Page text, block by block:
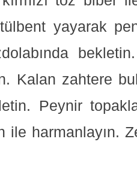
yayarak
Kalan zahtere
Peynir
ile harmanlayın.